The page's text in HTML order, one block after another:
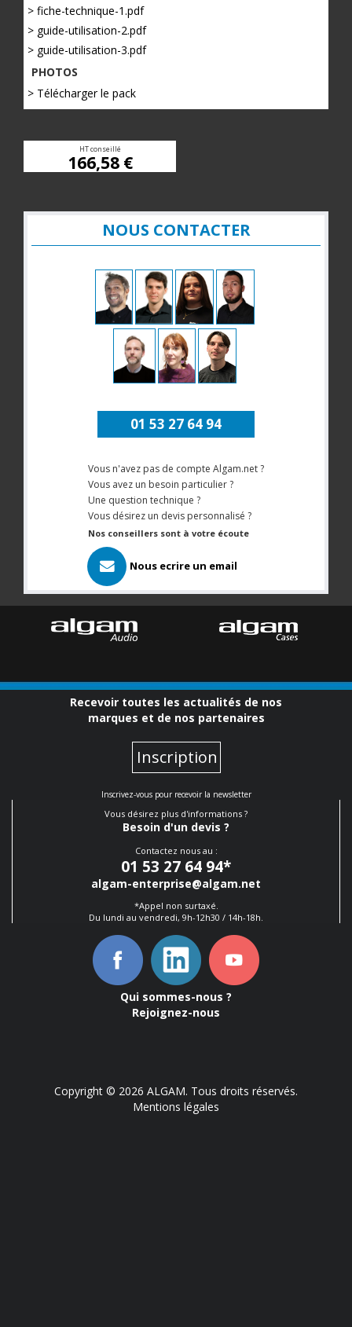
> fiche-technique-1.pdf
> guide-utilisation-2.pdf
> guide-utilisation-3.pdf
PHOTOS
> Télécharger le pack
HT conseillé
166,58 €
NOUS CONTACTER
01 53 27 64 94
Vous n'avez pas de compte Algam.net ?
Vous avez un besoin particulier ?
Une question technique ?
Vous désirez un devis personnalisé ?
Nos conseillers sont à votre écoute
Nous ecrire un email
Recevoir toutes les actualités de nos
marques et de nos partenaires
Inscription
Inscrivez-vous pour recevoir la newsletter
Vous désirez plus d'informations ?
Besoin d'un devis ?
Contactez nous au :
01 53 27 64 94*
algam-enterprise@algam.net
*Appel non surtaxé.
Du lundi au vendredi, 9h-12h30 / 14h-18h.
Qui sommes-nous ?
Rejoignez-nous
Copyright © 2026 ALGAM. Tous droits réservés.
Mentions légales